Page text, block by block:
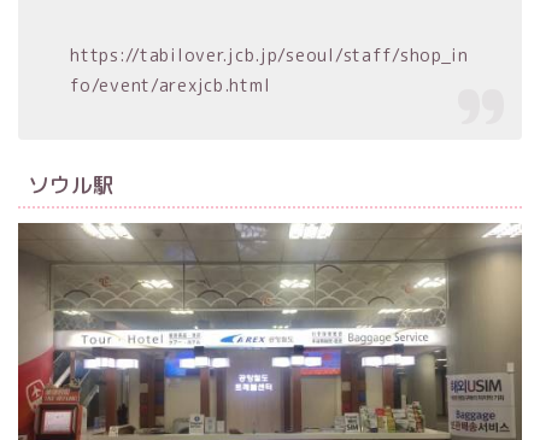
https://tabilover.jcb.jp/seoul/staff/shop_in
fo/event/arexjcb.html
ソウル駅